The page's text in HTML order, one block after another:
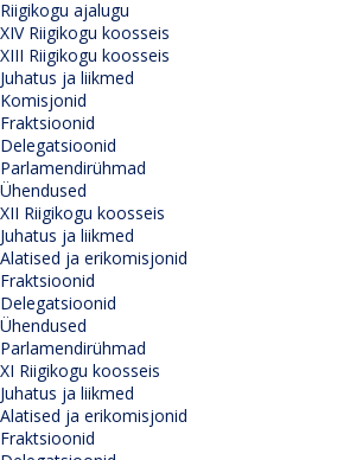
Riigikogu ajalugu
XIV Riigikogu koosseis
XIII Riigikogu koosseis
Juhatus ja liikmed
Komisjonid
Fraktsioonid
Delegatsioonid
Parlamendirühmad
Ühendused
XII Riigikogu koosseis
Juhatus ja liikmed
Alatised ja erikomisjonid
Fraktsioonid
Delegatsioonid
Ühendused
Parlamendirühmad
XI Riigikogu koosseis
Juhatus ja liikmed
Alatised ja erikomisjonid
Fraktsioonid